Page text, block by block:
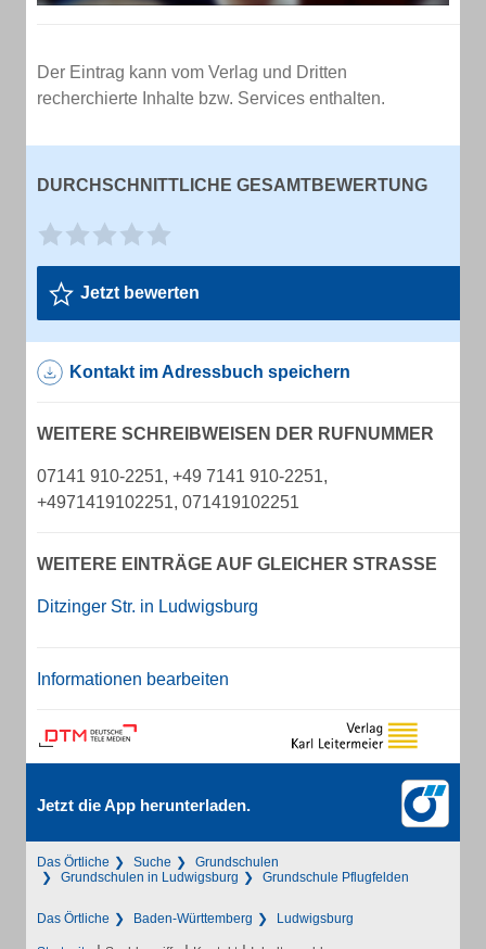
Der Eintrag kann vom Verlag und Dritten
recherchierte Inhalte bzw. Services enthalten.
DURCHSCHNITTLICHE GESAMTBEWERTUNG
Jetzt bewerten
Kontakt im Adressbuch speichern
WEITERE SCHREIBWEISEN DER RUFNUMMER
07141 910-2251, +49 7141 910-2251,
+4971419102251, 071419102251
WEITERE EINTRÄGE AUF GLEICHER STRASSE
Ditzinger Str. in Ludwigsburg
Informationen bearbeiten
Jetzt die App herunterladen.
Das Örtliche Suche
Grundschulen
Grundschulen in Ludwigsburg
Grundschule Pflugfelden
Das Örtliche Baden-Württemberg Ludwigsburg